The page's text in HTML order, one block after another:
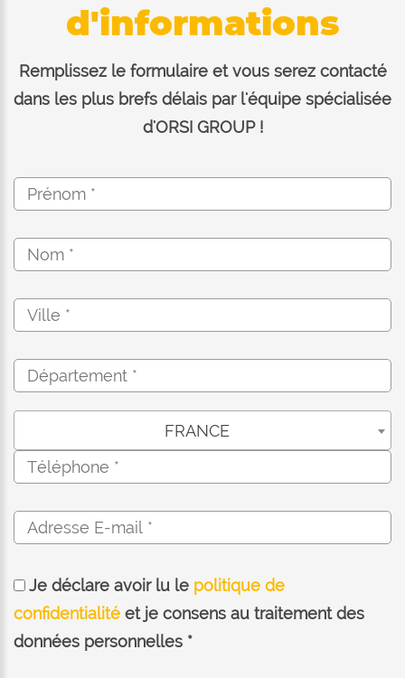
d'informations
Remplissez le formulaire et vous serez contacté
dans les plus brefs délais par l'équipe spécialisée
d'ORSI GROUP !
FRANCE
Je déclare avoir lu le politique de
confidentialité et je consens au traitement des
données personnelles *